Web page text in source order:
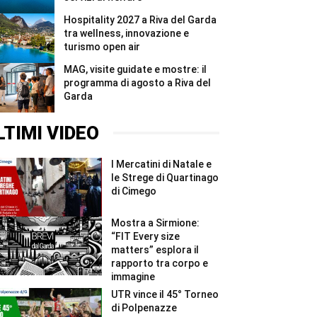
Hospitality 2027 a Riva del Garda
tra wellness, innovazione e
turismo open air
MAG, visite guidate e mostre: il
programma di agosto a Riva del
Garda
VIDEO
I Mercatini di Natale e
le Strege di Quartinago
di Cimego
Mostra a Sirmione:
“FIT Every size
matters” esplora il
rapporto tra corpo e
immagine
UTR vince il 45° Torneo
di Polpenazze